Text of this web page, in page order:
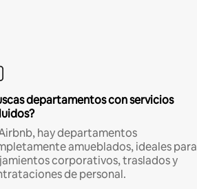
departamentos con servicios
hay departamentos
amueblados, ideales para
corporativos, traslados y
de personal.